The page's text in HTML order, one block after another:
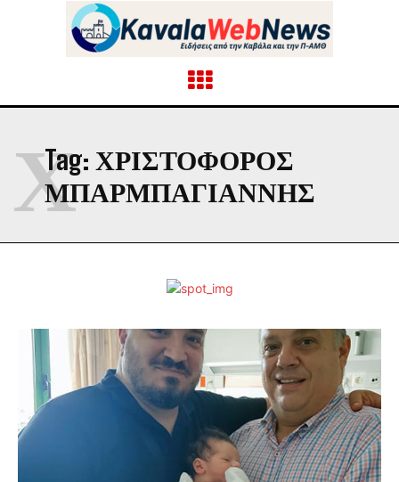
Tag: ΧΡΙΣΤΌΦΟΡΟΣ
ΜΠΑΡΜΠΑΓΙΆΝΝΗΣ
Χ